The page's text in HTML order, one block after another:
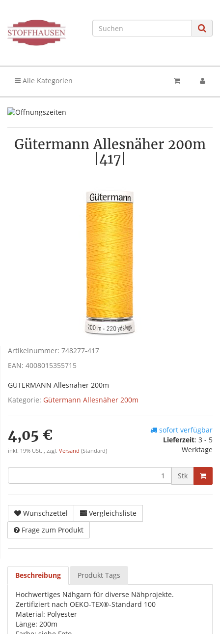
Alle Kategorien
Gütermann Allesnäher 200m
|417|
Artikelnummer: 748277-417
EAN: 4008015355715
GÜTERMANN Allesnäher 200m
Kategorie: Gütermann Allesnäher 200m
4,05 €
inkl. 19% USt. , zzgl. Versand (Standard)
sofort verfügbar
Lieferzeit: 3 - 5
Werktage
Stk
Wunschzettel
Vergleichsliste
Frage zum Produkt
Beschreibung Produkt Tags
Hochwertiges Nähgarn für diverse Nähprojekte.
Zertifiziert nach OEKO-TEX®-Standard 100
Material: Polyester
Länge: 200m